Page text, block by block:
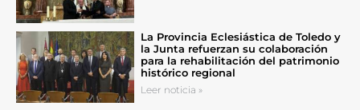
La Provincia Eclesiástica de Toledo y
la Junta refuerzan su colaboración
para la rehabilitación del patrimonio
histórico regional
Leer noticia »